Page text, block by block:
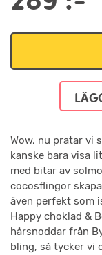
Wow, nu pratar vi
kanske bara visa
med bitar av
cocosflingor
även perfekt som
Happy choklad &
hårsnoddar från
bling, så tycker vi